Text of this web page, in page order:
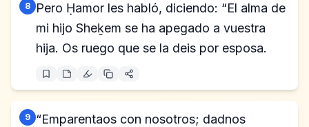
8
Pero Ḥamor les habló, diciendo: “El alma de
mi hijo Sheḵem se ha apegado a vuestra
hija. Os ruego que se la deis por esposa.
9 “Emparentaos con nosotros; dadnos